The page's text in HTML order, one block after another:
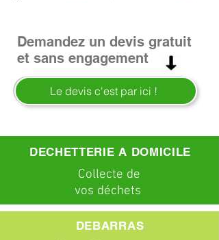
Demandez un devis gratuit
et sans engagement
Le devis c'est par ici !
DECHETTERIE A DOMICILE
Collecte de
vos déchets
DEBARRAS